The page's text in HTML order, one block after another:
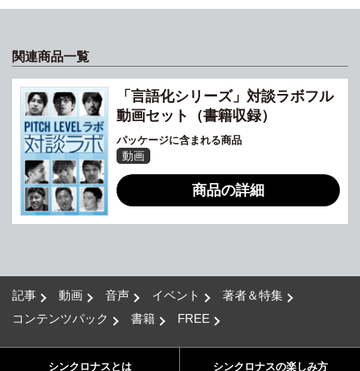
関連商品一覧
「言語化シリーズ」対談ラボフル
動画セット（書籍収録）
パッケージに含まれる商品
動画
商品の詳細
記事 動画 音声 イベント
著者＆特集
コンテンツパック
書籍 FREE
シンクロナスとは シンクロナスの楽しみ方